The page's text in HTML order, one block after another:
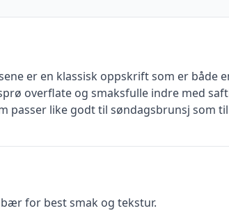
er en klassisk oppskrift som er
overflate og smaksfulle indre med
passer like godt til søndagsbrunsj som
for best smak og tekstur.